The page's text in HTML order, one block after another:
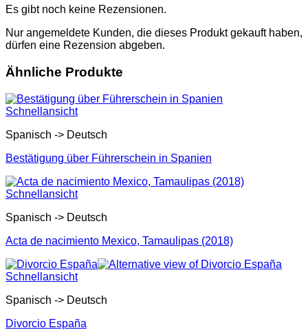
Es gibt noch keine Rezensionen.
Nur angemeldete Kunden, die dieses Produkt gekauft haben,
dürfen eine Rezension abgeben.
Ähnliche Produkte
Schnellansicht
Spanisch -> Deutsch
Bestätigung über Führerschein in Spanien
Schnellansicht
Spanisch -> Deutsch
Acta de nacimiento Mexico, Tamaulipas (2018)
Schnellansicht
Spanisch -> Deutsch
Divorcio España